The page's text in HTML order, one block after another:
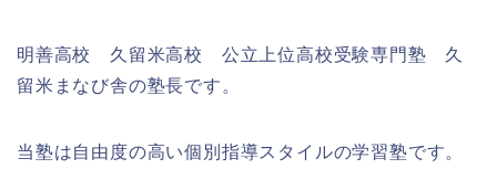
明善高校 久留米高校 公立上位高校受験専門塾 久
留米まなび舎の塾長です。
当塾は自由度の高い個別指導スタイルの学習塾です。